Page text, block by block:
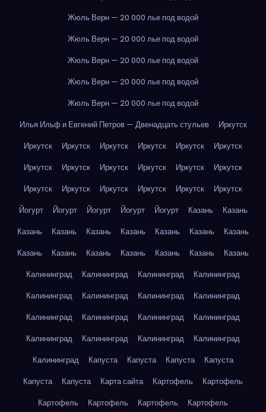
Жюль Верн — 20 000 лье под водой
Жюль Верн — 20 000 лье под водой
Жюль Верн — 20 000 лье под водой
Жюль Верн — 20 000 лье под водой
Жюль Верн — 20 000 лье под водой
Илья Ильф и Евгений Петров — Двенадцать стульев
Иркутск
Иркутск
Иркутск Иркутск Иркутск Иркутск
Иркутск
Иркутск
Иркутск Иркутск Иркутск Иркутск
Иркутск
Иркутск
Иркутск Иркутск Иркутск Иркутск
Иркутск
Йогурт
Йогурт Йогурт Йогурт Йогурт Казань
Казань
Казань
Казань Казань Казань Казань Казань
Казань
Казань
Казань Казань Казань Казань Казань
Казань
Калининград
Калининград Калининград
Калининград
Калининград
Калининград Калининград
Калининград
Калининград
Калининград Калининград
Калининград
Калининград
Калининград Калининград
Калининград
Калининград
Капуста Капуста Капуста
Капуста
Капуста
Капуста Карта сайта Картофель
Картофель
Картофель
Картофель Картофель
Картофель